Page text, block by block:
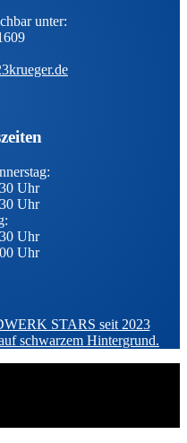
unter:
Uhr
Uhr
Uhr
Uhr